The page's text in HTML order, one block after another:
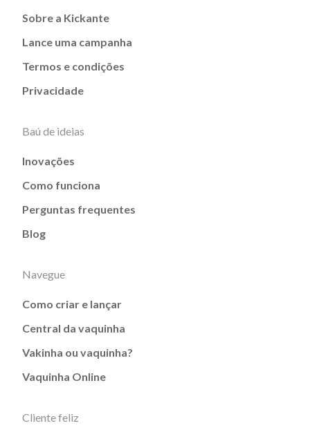
Sobre a Kickante
Lance uma campanha
Termos e condições
Privacidade
Baú de ideias
Inovações
Como funciona
Perguntas frequentes
Blog
Navegue
Como criar e lançar
Central da vaquinha
Vakinha ou vaquinha?
Vaquinha Online
Cliente feliz